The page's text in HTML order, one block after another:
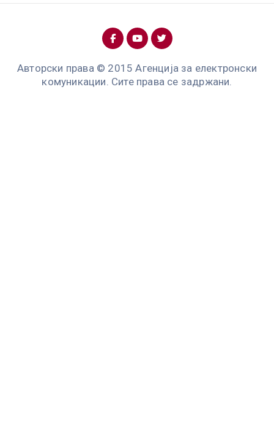
Авторски права © 2015 Агенција за електронски
комуникации. Сите права се задржани.